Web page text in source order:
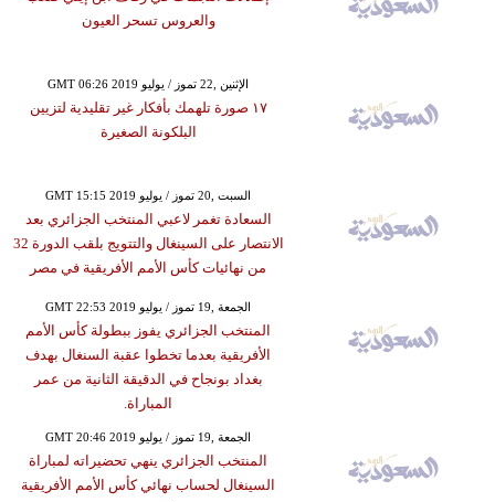
والعروس تسحر العيون
GMT 06:26 2019 الإثنين ,22 تموز / يوليو
١٧ صورة تلهمك بأفكار غير تقليدية لتزيين
البلكونة الصغيرة
GMT 15:15 2019 السبت ,20 تموز / يوليو
السعادة تغمر لاعبي المنتخب الجزائري بعد
الانتصار على السينغال والتتويج بلقب الدورة 32
من نهائيات كأس الأمم الأفريقية في مصر
GMT 22:53 2019 الجمعة ,19 تموز / يوليو
المنتخب الجزائري يفوز ببطولة كأس الأمم
الأفريقية بعدما تخطوا عقبة السنغال بهدف
بغداد بونجاح في الدقيقة الثانية من عمر
المباراة.
GMT 20:46 2019 الجمعة ,19 تموز / يوليو
المنتخب الجزائري ينهي تحضيراته لمباراة
السينغال لحساب نهائي كأس الأمم الأفريقية